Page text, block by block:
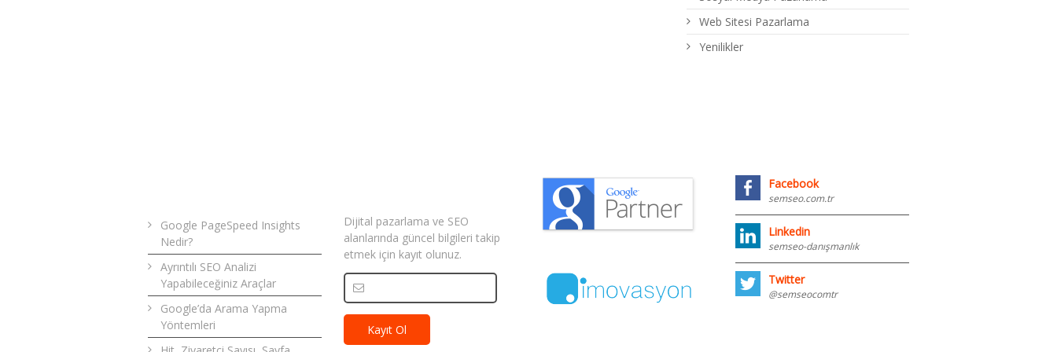
Web Sitesi Pazarlama
Yenilikler
Google PageSpeed Insights
Nedir?
Ayrıntılı SEO Analizi
Yapabileceğiniz Araçlar
Google’da Arama Yapma
Yöntemleri
Dijital pazarlama ve SEO
alanlarında güncel bilgileri takip
etmek için kayıt olunuz.
Facebook
semseo.com.tr
Linkedin
semseo-danışmanlık
Twitter
@semseocomtr